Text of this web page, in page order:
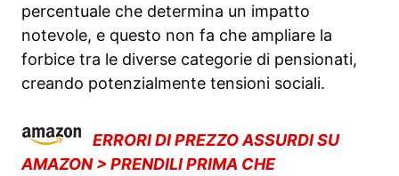
percentuale che determina un impatto
notevole, e questo non fa che ampliare la
forbice tra le diverse categorie di pensionati,
creando potenzialmente tensioni sociali.
ERRORI DI PREZZO ASSURDI SU
AMAZON > PRENDILI PRIMA CHE